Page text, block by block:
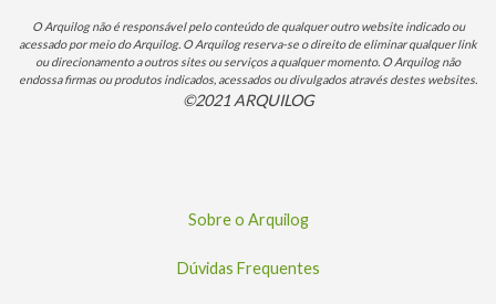
O Arquilog não é responsável pelo conteúdo de qualquer outro website indicado ou
acessado por meio do Arquilog. O Arquilog reserva-se o direito de eliminar qualquer link
ou direcionamento a outros sites ou serviços a qualquer momento. O Arquilog não
endossa firmas ou produtos indicados, acessados ou divulgados através destes websites.
©2021 ARQUILOG
Sobre o Arquilog
Dúvidas Frequentes